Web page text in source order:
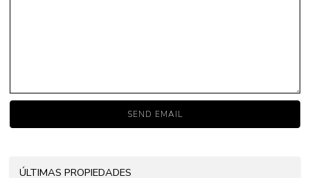
ÚLTIMAS PROPIEDADES